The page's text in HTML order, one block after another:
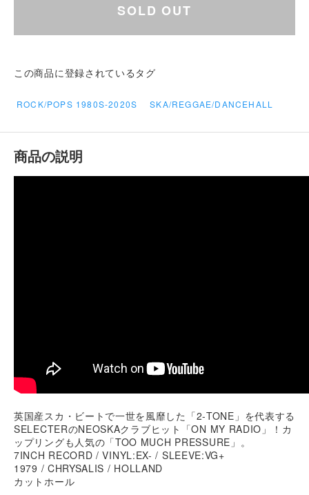
SOLD OUT
この商品に登録されているタグ
ROCK/POPS 1980S-2020S SKA/REGGAE/DANCEHALL
商品の説明
英国産スカ・ビートで一世を風靡した「2-TONE」を代表する
SELECTERのNEOSKAクラブヒット「ON MY RADIO」！カ
ップリングも人気の「TOO MUCH PRESSURE」。
7INCH RECORD / VINYL:EX- / SLEEVE:VG+
1979 / CHRYSALIS / HOLLAND
カットホール